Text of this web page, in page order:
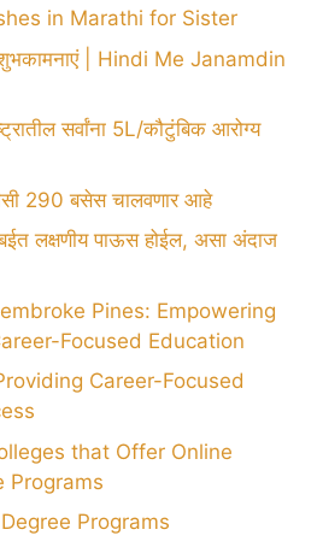
in Marathi for Sister
शुभकामनाएं | Hindi Me Janamdin
सर्वांना 5L/कौटुंबिक आरोग्य
290 बसेस चालवणार आहे
लक्षणीय पाऊस होईल, असा अंदाज
Pines: Empowering
Focused Education
Career-Focused
that Offer Online
Programs
Programs